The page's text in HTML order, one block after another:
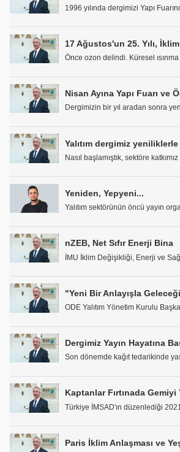
1996 yılında dergimizi Yapı
Önce ozon delindi. Küresel
Dergimizin bir yıl aradan sonra
Yalıtım dergimiz
Nasıl başlamıştık, sektöre
Yeniden, Yepyeni...
Yalıtım sektörünün öncü yayın
nZEB, Net Sıfır Enerji Bina
İMU İklim Değişikliği, Enerji ve
"Yeni Bir Anlayışla
Dergimiz Yayın Hayatına
Türkiye İMSAD'ın düzenlediği